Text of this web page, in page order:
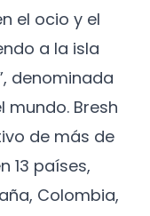
el ocio y el
a la isla
denominada
Bresh
de más de
13 países,
Colombia,